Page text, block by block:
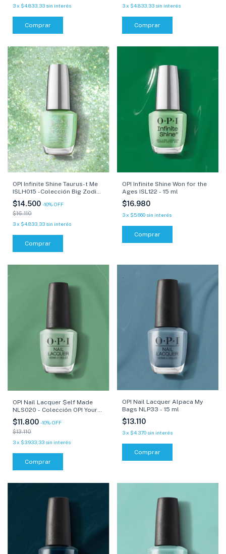
3x $4.833,33 sin interés
Comprar
3 x $4.833,33 sin interés
Comprar
OPI Infinite Shine Taurus-t Me
ISLH015 -Colección Big Zodiac
Energy - 15 ml
$14.500 -10% OFF
$16.110
3x $4.833,33 sin interés
Comprar
OPI Infinite Shine Won for the
Ages ISL122 - 15 ml
$16.980
3 x $5.660 sin interés
Comprar
OPI Nail Lacquer $elf Made
NLS020 - Colección OPI Your
Way - 15 ml
$11.800 -10% OFF
$13.110
3x $3.933,33 sin interés
Comprar
OPI Nail Lacquer Alpaca My
Bags NLP33 - 15 ml
$13.110
3 x $4.370 sin interés
Comprar